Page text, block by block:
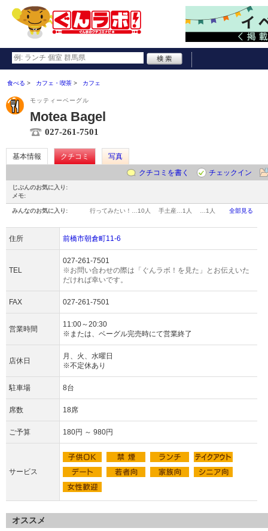
食べる カフェ・喫茶 カフェ
モッティーベーグル
Motea Bagel
027-261-7501
基本情報 クチコミ
写真
クチコミを書く
チェックイン
じぶんのお気に入り:
メモ:
みんなのお気に入り: 行ってみたい！… 10人 手土産… 1人 1人 全部見る
住所 前橋市朝倉町11-6
TEL
027-261-7501
※お問い合わせの際は「ぐんラボ！を見た」とお伝えいた
だければ幸いです。
FAX 027-261-7501
営業時間
11:00～20:30
※または、ベーグル完売時にて営業終了
店休日
月、火、水曜日
※不定休あり
駐車場 8台
席数 18席
ご予算 180円 ～ 980円
サービス
オススメ